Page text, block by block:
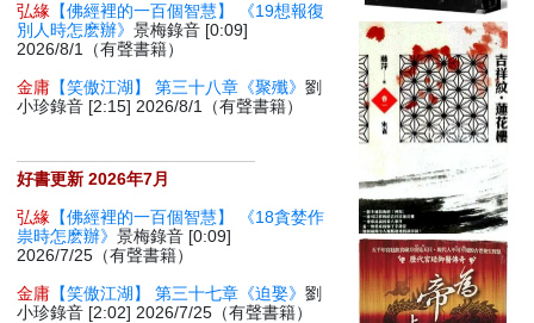
弘緣 【佛經裡的一百個智慧】 《19想報復
別人時怎麽辦》景梅錄音 [0:09]
2026/8/1（有聲書籍）
金庸 【笑傲江湖】 第三十八章《聚殲》劉
小珍錄音 [2:15] 2026/8/1（有聲書籍）
好書更新 2026年7月
弘緣 【佛經裡的一百個智慧】 《18貪婪作
祟時怎麽辦》景梅錄音 [0:09]
2026/7/25（有聲書籍）
金庸 【笑傲江湖】 第三十七章《迫娶》劉
小珍錄音 [2:02] 2026/7/25（有聲書籍）